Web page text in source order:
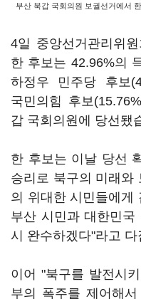
부산 북갑 국회의원 보궐선거에서
4일 중앙선거관리위
한 후보는 42.96%의
하정우 민주당 후보
국민의힘 후보
갑 국회의원에 당선됐
한 후보는 이날 당선
승리로 북구의 미래와
의 위대한 시민들에게
부산 시민과 대한민
시 완수하겠다"라고 다
이어 "북구를 발전시
부의 폭주를 제어해